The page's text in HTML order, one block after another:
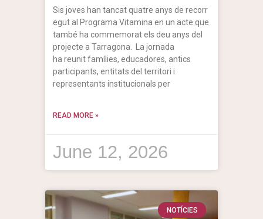
Sis joves han tancat quatre anys de recorr
egut al Programa Vitamina en un acte que
també ha commemorat els deu anys del
projecte a Tarragona. La jornada
ha reunit famílies, educadores, antics
participants, entitats del territori i
representants institucionals per
READ MORE »
June 12, 2026
NOTÍCIES